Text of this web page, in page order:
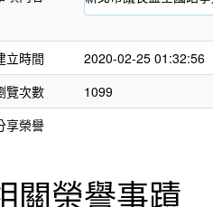
立時間
2020-02-25 01:32:56
覽次數
1099
享榮譽
關榮譽事蹟